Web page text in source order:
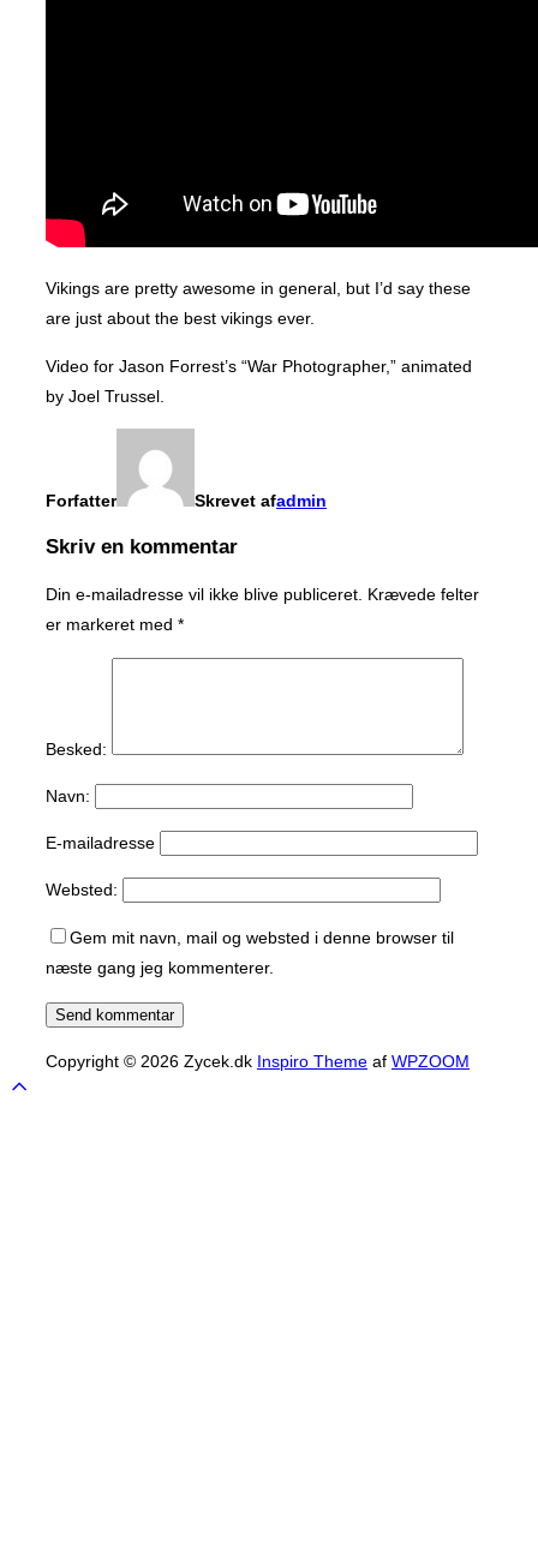
Vikings are pretty awesome in general, but I’d say these
are just about the best vikings ever.
Video for Jason Forrest’s “War Photographer,” animated
by Joel Trussel.
Forfatter Skrevet afadmin
Skriv en kommentar
Din e-mailadresse vil ikke blive publiceret. Krævede felter
er markeret med *
Besked:
Navn:
E-mailadresse
Websted:
Gem mit navn, mail og websted i denne browser til
næste gang jeg kommenterer.
Copyright © 2026 Zycek.dk Inspiro Theme af WPZOOM